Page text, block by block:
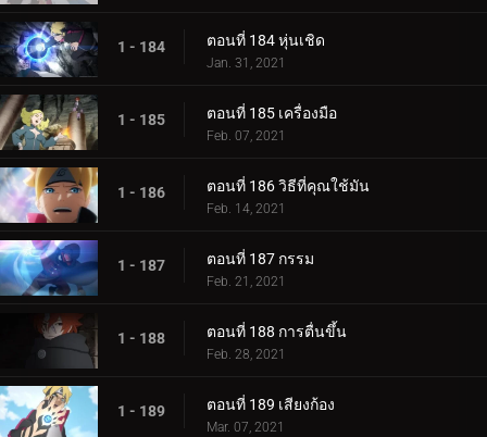
1 - 184 ตอนที่ 184 หุ่นเชิด
Jan. 31, 2021
1 - 185 ตอนที่ 185 เครื่องมือ
Feb. 07, 2021
1 - 186 ตอนที่ 186 วิธีที่คุณใช้มัน
Feb. 14, 2021
1 - 187 ตอนที่ 187 กรรม
Feb. 21, 2021
1 - 188 ตอนที่ 188 การตื่นขึ้น
Feb. 28, 2021
1 - 189 ตอนที่ 189 เสียงก้อง
Mar. 07, 2021